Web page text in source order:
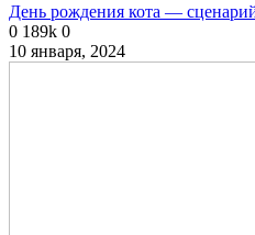
День рождения кота —
0 189k 0
10 января, 2024